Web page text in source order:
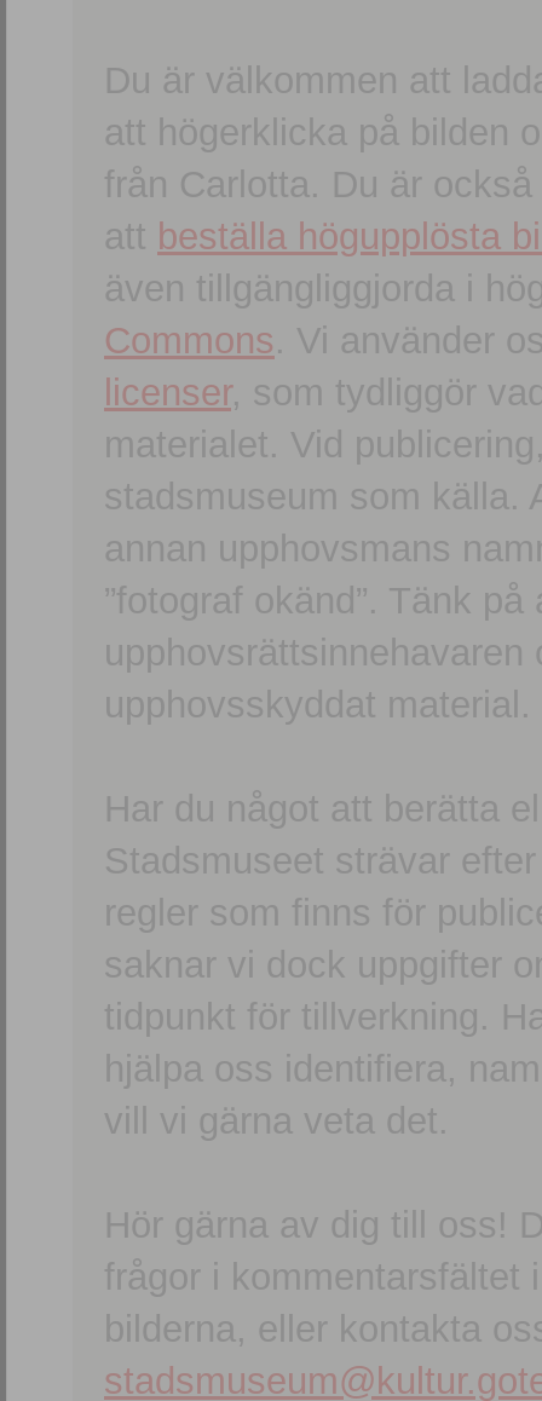
Du är välkommen att
att högerklicka på bilden
från Carlotta. Du är
att beställa högupplösta
även tillgängliggjorda i
Commons. Vi använder
licenser, som tydliggör
materialet. Vid
stadsmuseum som källa.
annan upphovsmans
”fotograf okänd”. Tänk
upphovsskyddat material.
Har du något att berätta
Stadsmuseet strävar
regler som finns för
saknar vi dock uppgifter
tidpunkt för tillverkning.
hjälpa oss identifiera,
vill vi gärna veta det.
Hör gärna av dig till oss!
frågor i kommentarsfältet
bilderna, eller kontakta